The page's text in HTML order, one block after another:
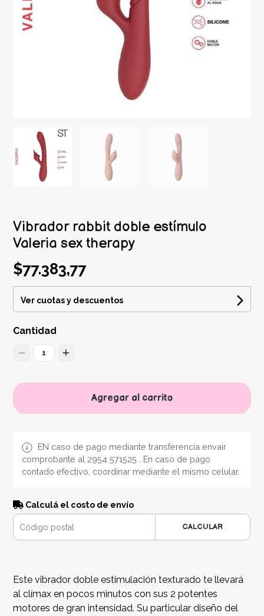
Vibrador rabbit doble estímulo
Valeria sex therapy
$77.383,77
Ver cuotas y descuentos
Cantidad
1
Agregar al carrito
EN caso de pago mediante transferencia envair
comprobante al 2954 571525 . En caso de pago
contado efectivo, coordinar mediante el mismo celular.
Calculá el costo de envío
CALCULAR
Este vibrador doble estimulación texturado te llevará
al clímax en pocos minutos con sus 2 potentes
motores de gran intensidad. Su particular diseño del